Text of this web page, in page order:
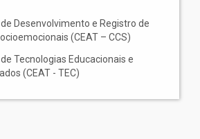
Desenvolvimento e Registro de
(CEAT – CCS)
Tecnologias Educacionais e
(CEAT - TEC)